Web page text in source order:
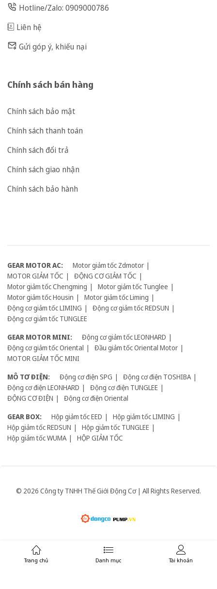
Hotline/Zalo: 0909000786
Liên hệ
Gửi góp ý, khiếu nại
Chính sách bán hàng
Chính sách bảo mật
Chính sách thanh toán
Chính sách đổi trả
Chính sách giao nhận
Chính sách bảo hành
GEAR MOTOR AC:
Motor giảm tốc Zdmotor
MOTOR GIẢM TỐC
ĐỘNG CƠ GIẢM TỐC
Motor giảm tốc Chengming
Motor giảm tốc Tunglee
Motor giảm tốc Housin
Motor giảm tốc Liming
Động cơ giảm tốc LIMING
Động cơ giảm tốc REDSUN
Động cơ giảm tốc TUNGLEE
GEAR MOTOR MINI:
Động cơ giảm tốc LEONHARD
Động cơ giảm tốc Oriental
Đầu giảm tốc Oriental Motor
MOTOR GIẢM TỐC MINI
MÔ TƠ ĐIỆN:
Động cơ điện SPG
Động cơ điện TOSHIBA
Động cơ điện LEONHARD
Động cơ điện TUNGLEE
ĐỘNG CƠ ĐIỆN
Động cơ điện Oriental
GEAR BOX:
Hộp giảm tốc EED
Hộp giảm tốc LIMING
Hộp giảm tốc REDSUN
Hộp giảm tốc TUNGLEE
Hộp giảm tốc WUMA
HỘP GIẢM TỐC
© 2026 Công ty TNHH Thế Giới Động Cơ | All Rights Reserved.
Giữ liên lạc:
Trang chủ Danh mục Tài khoản